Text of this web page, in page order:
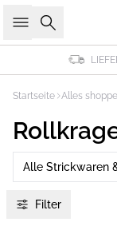
Suche
Startseite Alles
Alle Strickwaren
Filter